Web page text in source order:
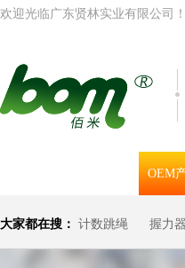
欢迎光临广东贤林实业有限公司！
OEM
大家都在搜： 计数跳绳 握力器